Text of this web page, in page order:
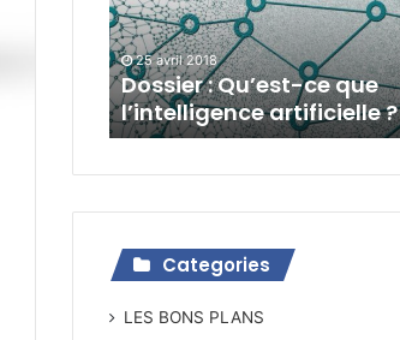
l’intelligence
artificielle
?
25 avril 2018
Dossier : Qu’est-ce que
l’intelligence artificielle ?
Categories
LES BONS PLANS